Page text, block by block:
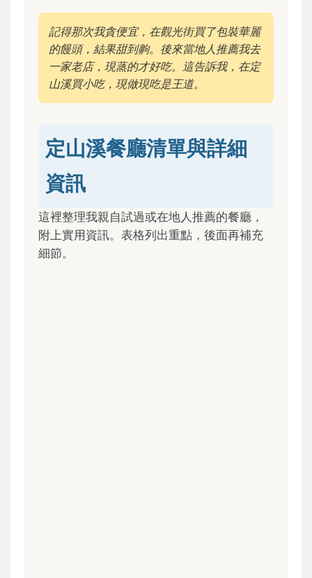
記得那次我貪便宜，在觀光街買了包裝華麗
的饅頭，結果甜到齁。後來當地人推薦我去
一家老店，現蒸的才好吃。這告訴我，在定
山溪買小吃，現做現吃是王道。
定山溪餐廳清單與詳細
資訊
這裡整理我親自試過或在地人推薦的餐廳，
附上實用資訊。表格列出重點，後面再補充
細節。